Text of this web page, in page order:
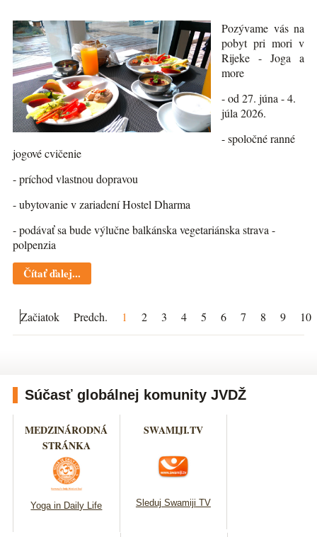
Pozývame vás na
pobyt pri mori v
Rijeke - Joga a
more
- od 27. júna - 4.
júla 2026.
- spoločné ranné
jogové cvičenie
- príchod vlastnou dopravou
- ubytovanie v zariadení Hostel Dharma
- podávať sa bude výlučne balkánska vegetariánska strava -
polpenzia
Čítať ďalej...
Začiatok Predch. 1 2 3 4 5 6 7 8 9 10
Súčasť globálnej komunity JVDŽ
MEDZINÁRODNÁ
STRÁNKA
Yoga in Daily Life
SWAMIJI.TV
Sleduj Swamiji TV